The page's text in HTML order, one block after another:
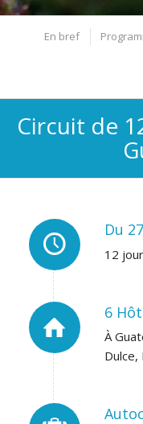
En bref
Circuit de
Du
12
6
À
Dulce,